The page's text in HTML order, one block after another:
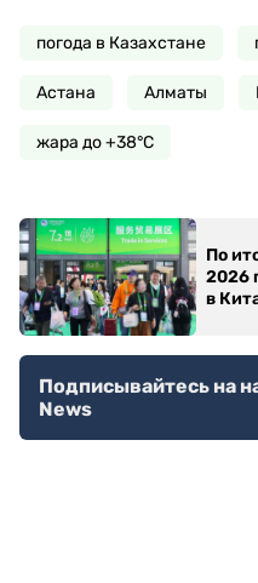
погода в Казахстане
Астана Алматы
жара до +38°C
По
2026
в
Подписывайтесь на
News